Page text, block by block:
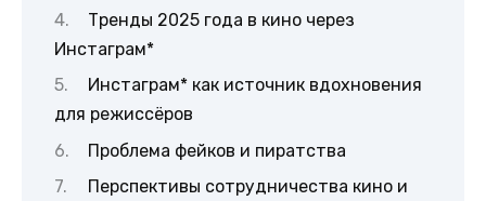
Тренды 2025 года в кино через
Инстаграм*
Инстаграм* как источник вдохновения
для режиссёров
Проблема фейков и пиратства
Перспективы сотрудничества кино и